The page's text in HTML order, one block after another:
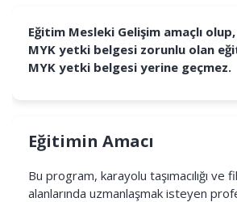
Eğitim Mesleki Gelişim amaçlı
MYK yetki belgesi zorunlu olan
MYK yetki belgesi yerine geçmez.
Eğitimin Amacı
Bu program, karayolu taşımacılığı ve
alanlarında uzmanlaşmak isteyen